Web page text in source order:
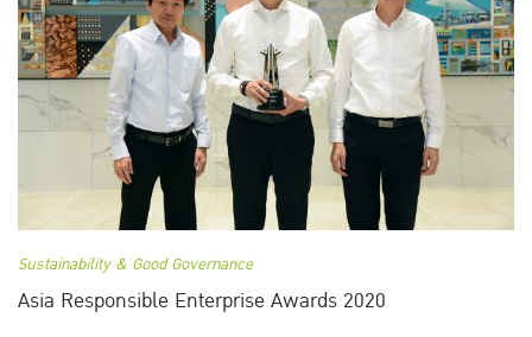
Sustainability & Good Governance
Asia Responsible Enterprise Awards 2020